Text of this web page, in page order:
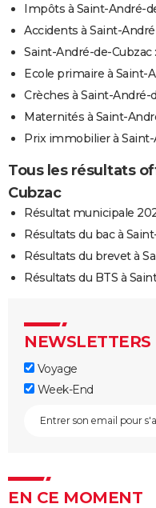
Impôts à Saint-André-
Accidents à Saint-
Saint-André-de-
Ecole primaire à Saint-
Crèches à Saint-André-
Maternités à Saint-
Prix immobilier à
Tous les résultats
Cubzac
Résultat municipale
Résultats du bac à
Résultats du brevet à
Résultats du BTS à
NEWSLETTERS
Voyage
Week-End
EN CE MOMENT